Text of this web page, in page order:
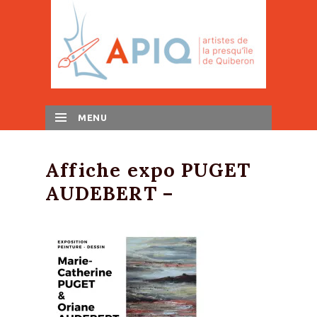
MENU
Affiche expo PUGET
AUDEBERT –